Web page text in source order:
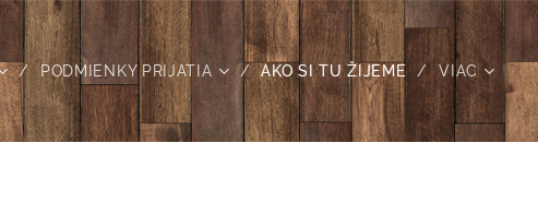
PODMIENKY PRIJATIA AKO SI TU ŽIJEME VIAC